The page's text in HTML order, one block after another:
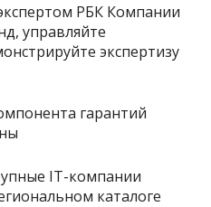
РБК Компании
управляйте
экспертизу
IT-компании
каталоге